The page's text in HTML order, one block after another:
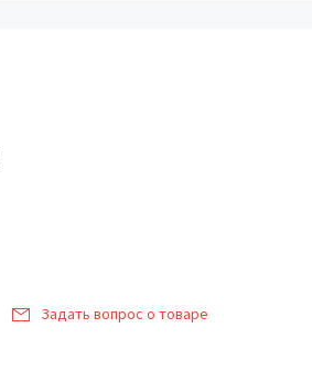
Задать вопрос о товаре